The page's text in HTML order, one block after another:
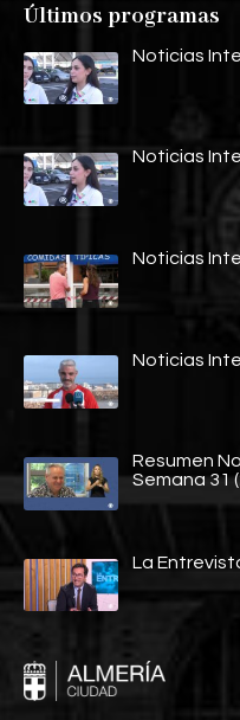
Últimos programas
Noticias
Noticias
Noticias
Noticias
Resumen
Semana 31
La